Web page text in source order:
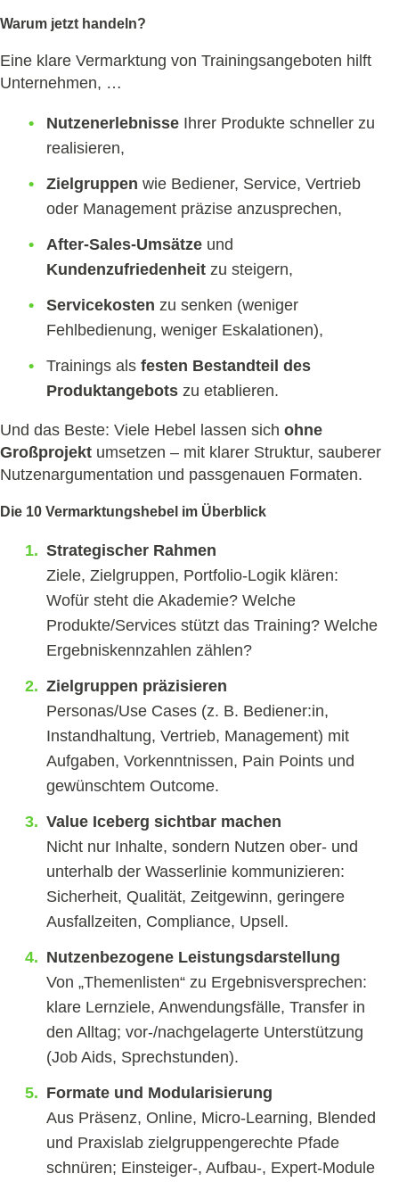
Warum jetzt handeln?
Eine klare Vermarktung von Trainingsangeboten hilft
Unternehmen, …
Nutzenerlebnisse Ihrer Produkte schneller zu
realisieren,
Zielgruppen wie Bediener, Service, Vertrieb
oder Management präzise anzusprechen,
After-Sales-Umsätze und
Kundenzufriedenheit zu steigern,
Servicekosten zu senken (weniger
Fehlbedienung, weniger Eskalationen),
Trainings als festen Bestandteil des
Produktangebots zu etablieren.
Und das Beste: Viele Hebel lassen sich ohne
Großprojekt umsetzen – mit klarer Struktur, sauberer
Nutzenargumentation und passgenauen Formaten.
Die 10 Vermarktungshebel im Überblick
Strategischer Rahmen
Ziele, Zielgruppen, Portfolio-Logik klären:
Wofür steht die Akademie? Welche
Produkte/Services stützt das Training? Welche
Ergebniskennzahlen zählen?
Zielgruppen präzisieren
Personas/Use Cases (z. B. Bediener:in,
Instandhaltung, Vertrieb, Management) mit
Aufgaben, Vorkenntnissen, Pain Points und
gewünschtem Outcome.
Value Iceberg sichtbar machen
Nicht nur Inhalte, sondern Nutzen ober- und
unterhalb der Wasserlinie kommunizieren:
Sicherheit, Qualität, Zeitgewinn, geringere
Ausfallzeiten, Compliance, Upsell.
Nutzenbezogene Leistungsdarstellung
Von „Themenlisten“ zu Ergebnisversprechen:
klare Lernziele, Anwendungsfälle, Transfer in
den Alltag; vor-/nachgelagerte Unterstützung
(Job Aids, Sprechstunden).
Formate und Modularisierung
Aus Präsenz, Online, Micro-Learning, Blended
und Praxislab zielgruppengerechte Pfade
schnüren; Einsteiger-, Aufbau-, Expert-Module